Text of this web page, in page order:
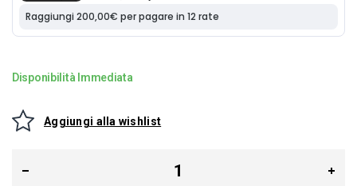
Disponibilità Immediata
Aggiungi alla wishlist